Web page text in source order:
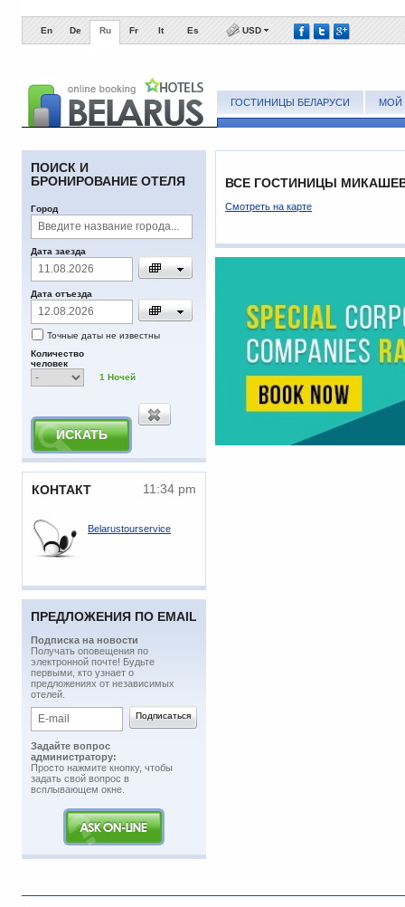
En De Ru Fr It Es USD
ГОСТИНИЦЫ БЕЛАРУСИ МОЙ
ПОИСК И
БРОНИРОВАНИЕ ОТЕЛЯ
Город
Дата заезда
Дата отъезда
Точные даты не известны
Количество
человек
1 Ночей
КОНТАКТ 11:34 pm
Belarustourservice
ПРЕДЛОЖЕНИЯ ПО EMAIL
Подписка на новости
​Получать оповещения по
электронной почте! Будьте
первыми, кто узнает о
предложениях от независимых
отелей.
Задайте вопрос
администратору:
Просто нажмите кнопку, чтобы
задать свой вопрос в
всплывающем окне.
ВСЕ ГОСТИНИЦЫ
Смотреть на карте